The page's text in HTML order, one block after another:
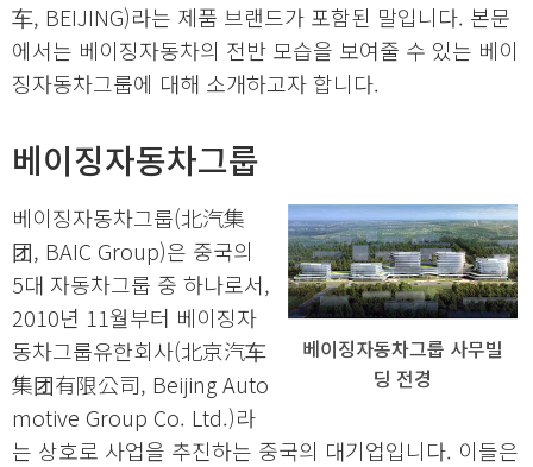
车, BEIJING)라는 제품 브랜드가 포함된 말입니다. 본문
에서는 베이징자동차의 전반 모습을 보여줄 수 있는 베이
징자동차그룹에 대해 소개하고자 합니다.
베이징자동차그룹
베이징자동차그룹 사무빌
딩 전경
베이징자동차그룹(北汽集
团, BAIC Group)은 중국의
5대 자동차그룹 중 하나로서,
2010년 11월부터 베이징자
동차그룹유한회사(北京汽车
集团有限公司, Beijing Auto
motive Group Co. Ltd.)라
는 상호로 사업을 추진하는 중국의 대기업입니다. 이들은